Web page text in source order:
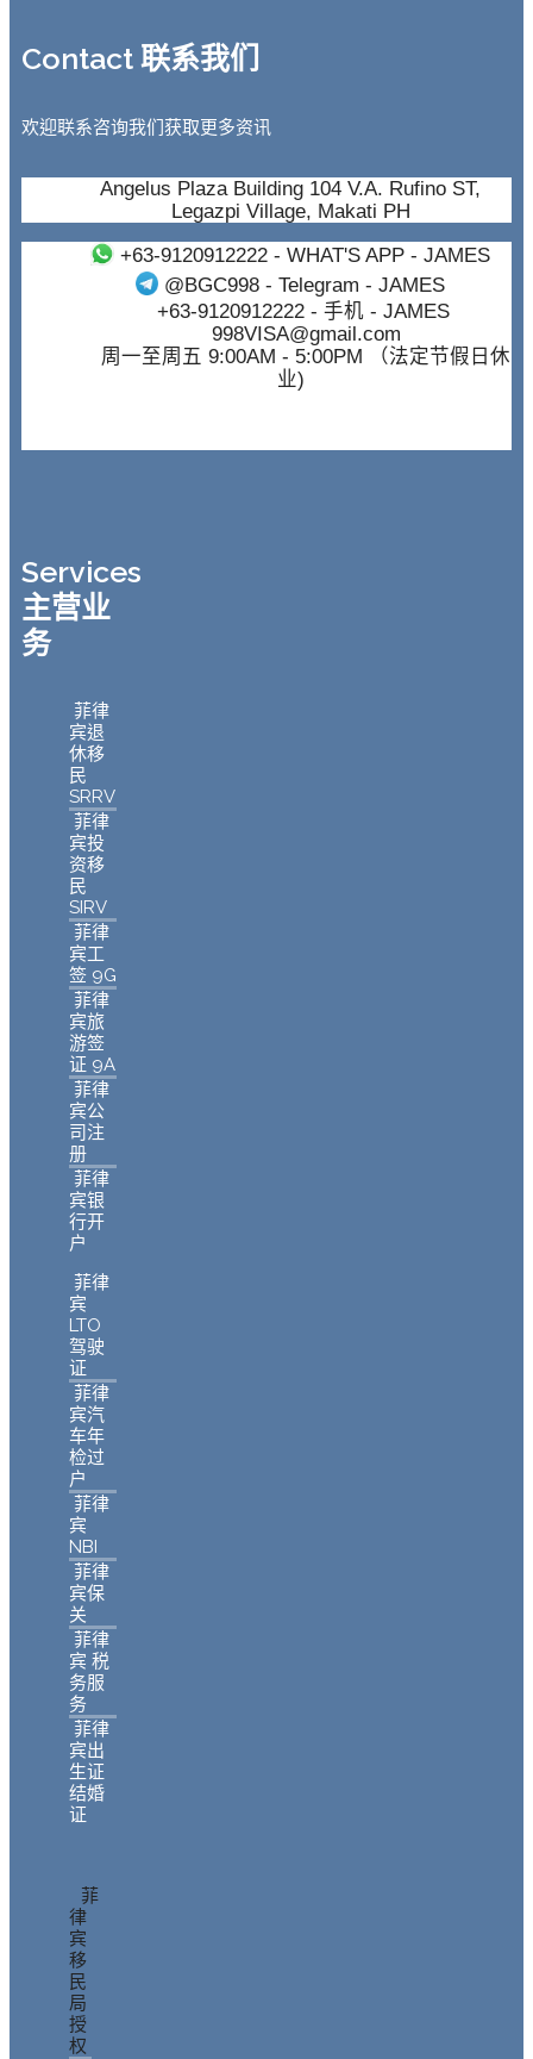
Contact 联系我们
欢迎联系咨询我们获取更多资讯
Angelus Plaza Building 104 V.A. Rufino ST,
Legazpi Village, Makati PH
+63-9120912222- WHAT'S APP - JAMES
@BGC998 - Telegram - JAMES
+63-9120912222- 手机 - JAMES
998VISA@gmail.com
周一至周五 9:00AM - 5:00PM （法定节假日休
业)
Services
主营业
务
菲律
宾退
休移
民
SRRV
菲律
宾投
资移
民
SIRV
菲律
宾工
签 9G
菲律
宾旅
游签
证 9A
菲律
宾公
司注
册
菲律
宾银
行开
户
菲律
宾
LTO
驾驶
证
菲律
宾汽
车年
检过
户
菲律
宾
NBI
菲律
宾保
关
菲律
宾 税
务服
务
菲律
宾出
生证
结婚
证
菲
律
宾
移
民
局
授
权